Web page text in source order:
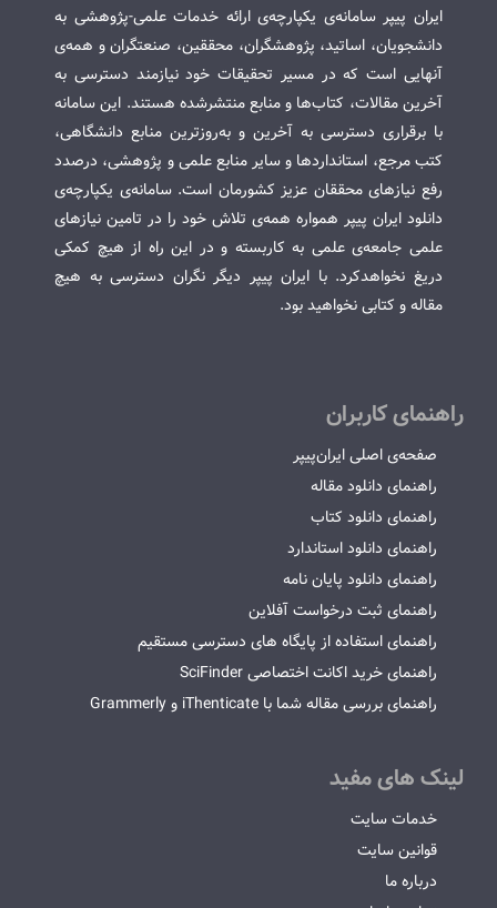
ایران پیپر سامانه‌ی یکپارچه‌ی ارائه خدمات علمی-پژوهشی به
دانشجویان، اساتید، پژوهشگران، محققین، صنعتگران و همه‌ی
آنهایی است که در مسیر تحقیقات خود نیازمند دسترسی به
آخرین مقالات، کتاب‌ها و منابع منتشرشده هستند. این سامانه
با برقراری دسترسی به آخرین و به‌روزترین منابع دانشگاهی،
کتب مرجع، استانداردها و سایر منابع علمی و پژوهشی، درصدد
رفع نیازهای محققان عزیز کشورمان است. سامانه‌ی یکپارچه‌ی
دانلود ایران پیپر همواره همه‌ی تلاش خود را در تامین نیازهای
علمی جامعه‌ی علمی به کاربسته و در این راه از هیچ کمکی
دریغ نخواهدکرد. با ایران پیپر دیگر نگران دسترسی به هیچ
مقاله و کتابی نخواهید بود.
راهنمای کاربران
صفحه‌ی اصلی ایران‌پیپر
راهنمای دانلود مقاله
راهنمای دانلود کتاب
راهنمای دانلود استاندارد
راهنمای دانلود پایان نامه
راهنمای ثبت درخواست آفلاین
راهنمای استفاده از پایگاه های دسترسی مستقیم
راهنمای خرید اکانت اختصاصی SciFinder
راهنمای بررسی مقاله شما با iThenticate و Grammerly
لینک های مفید
خدمات سایت
قوانین سایت
درباره ما